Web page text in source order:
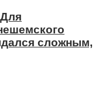
сложным,